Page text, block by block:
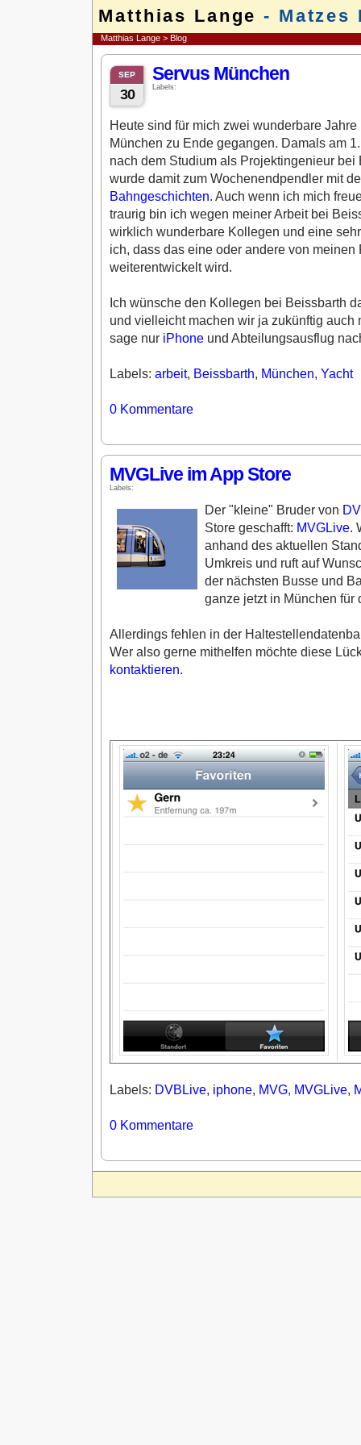
Matthias Lange - Matzes
Matthias Lange > Blog
SEP
30
Servus München
Labels:
Heute sind für mich zwei wunderbare
München zu Ende gegangen. Damals am
nach dem Studium als Projektingenieur
wurde damit zum Wochenendpendler mit
Bahngeschichten. Auch wenn ich mich
traurig bin ich wegen meiner Arbeit bei
wirklich wunderbare Kollegen und eine
ich, dass das eine oder andere von
weiterentwickelt wird.
Ich wünsche den Kollegen bei Beissbarth
und vielleicht machen wir ja zukünftig auch
sage nur iPhone und Abteilungsausflug
Labels: arbeit, Beissbarth, München, Yacht
0 Kommentare
MVGLive im App Store
Labels:
Der "kleine" Bruder von
Store geschafft: MVGLive.
anhand des aktuellen
Umkreis und ruft auf
der nächsten Busse und
ganze jetzt in München für
Allerdings fehlen in der
Wer also gerne mithelfen möchte diese
kontaktieren.
Labels: DVBLive, iphone, MVG, MVGLive,
0 Kommentare